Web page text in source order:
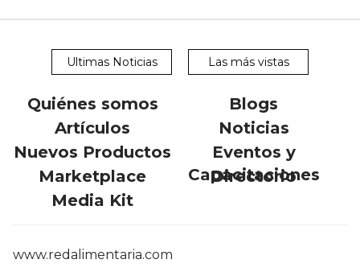
Ultimas Noticias Las más vistas
Quiénes somos
Blogs
Artículos
Noticias
Nuevos Productos
Eventos y
Capacitaciones
Marketplace
Directorio
Media Kit
www.redalimentaria.com